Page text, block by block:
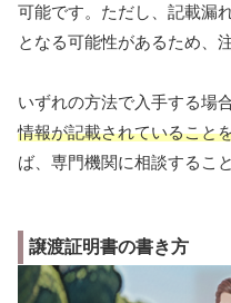
可能です。ただし、記載漏
となる可能性があるため、
いずれの方法で入手する場合
情報が記載されていること
ば、専門機関に相談するこ
譲渡証明書の書き方